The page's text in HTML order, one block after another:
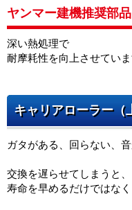
ヤンマー建機推奨
深い熱処理で
耐摩耗性を向上させてい
キャリアローラー（
ガタがある、回らない、
交換を遅らせてしまうと
寿命を早めるだけではな